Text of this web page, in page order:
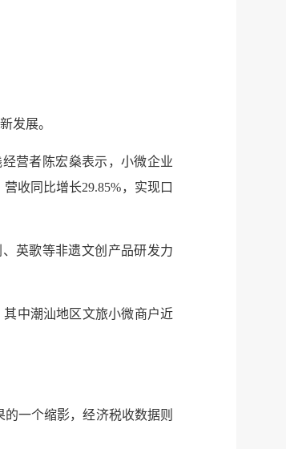
发展。
营者陈宏燊表示，小微企业
收同比增长29.85%，实现口
英歌等非遗文创产品研发力
其中潮汕地区文旅小微商户近
一个缩影，经济税收数据则